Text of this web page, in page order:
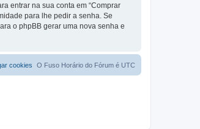
entrar na sua conta em “Comprar
para lhe pedir a senha. Se
o phpBB gerar uma nova senha e
O Fuso Horário do Fórum é UTC
cookies